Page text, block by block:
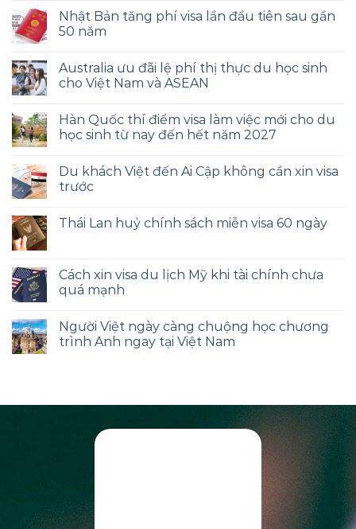
Nhật Bản tăng phí visa lần đầu tiên sau gần
50 năm
Australia ưu đãi lệ phí thị thực du học sinh
cho Việt Nam và ASEAN
Hàn Quốc thí điểm visa làm việc mới cho du
học sinh từ nay đến hết năm 2027
Du khách Việt đến Ai Cập không cần xin visa
trước
Thái Lan huỷ chính sách miễn visa 60 ngày
Cách xin visa du lịch Mỹ khi tài chính chưa
quá mạnh
Người Việt ngày càng chuộng học chương
trình Anh ngay tại Việt Nam